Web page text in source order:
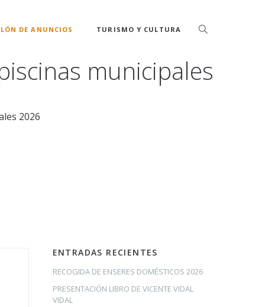
DE ANUNCIOS TURISMO Y CULTURA
municipales
2026
ENTRADAS RECIENTES
RECOGIDA DE ENSERES DOMÉSTICOS 2026
PRESENTACIÓN LIBRO DE VICENTE VIDAL
VIDAL